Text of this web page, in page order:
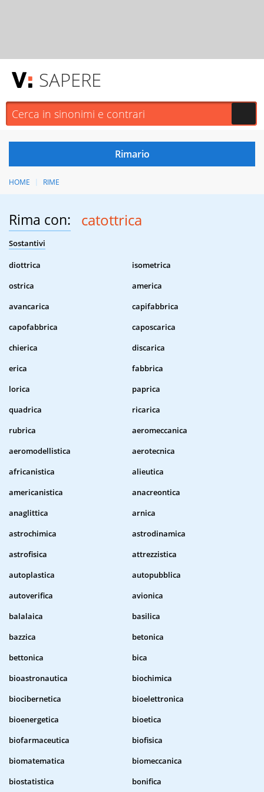
SAPERE
HOME RIME
Rima con: catottrica
Sostantivi
diottrica
isometrica
ostrica
america
avancarica
capifabbrica
capofabbrica
caposcarica
chierica
discarica
erica
fabbrica
lorica
paprica
quadrica
ricarica
rubrica
aeromeccanica
aeromodellistica
aerotecnica
africanistica
alieutica
americanistica
anacreontica
anaglittica
arnica
astrochimica
astrodinamica
astrofisica
attrezzistica
autoplastica
autopubblica
autoverifica
avionica
balalaica
basilica
bazzica
betonica
bettonica
bica
bioastronautica
biochimica
biocibernetica
bioelettronica
bioenergetica
bioetica
biofarmaceutica
biofisica
biomatematica
biomeccanica
biostatistica
bonifica